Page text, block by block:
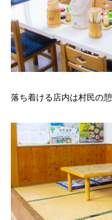
落ち着ける店内は村民の